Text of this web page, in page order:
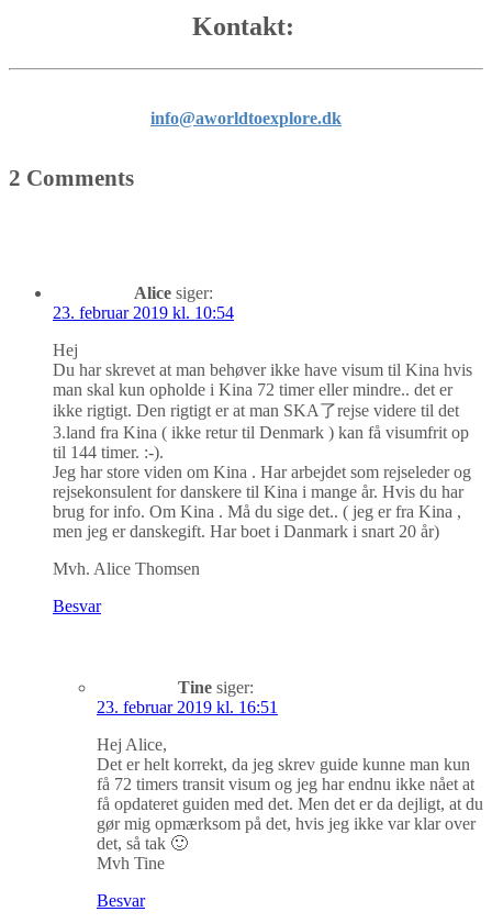
Kontakt:
info@aworldtoexplore.dk
2 Comments
Alice siger:
23. februar 2019 kl. 10:54
Hej
Du har skrevet at man behøver ikke have visum til Kina hvis
man skal kun opholde i Kina 72 timer eller mindre.. det er
ikke rigtigt. Den rigtigt er at man SKA了rejse videre til det
3.land fra Kina ( ikke retur til Denmark ) kan få visumfrit op
til 144 timer. :-).
Jeg har store viden om Kina . Har arbejdet som rejseleder og
rejsekonsulent for danskere til Kina i mange år. Hvis du har
brug for info. Om Kina . Må du sige det.. ( jeg er fra Kina ,
men jeg er danskegift. Har boet i Danmark i snart 20 år)
Mvh. Alice Thomsen
Besvar
Tine siger:
23. februar 2019 kl. 16:51
Hej Alice,
Det er helt korrekt, da jeg skrev guide kunne man kun
få 72 timers transit visum og jeg har endnu ikke nået at
få opdateret guiden med det. Men det er da dejligt, at du
gør mig opmærksom på det, hvis jeg ikke var klar over
det, så tak 🙂
Mvh Tine
Besvar